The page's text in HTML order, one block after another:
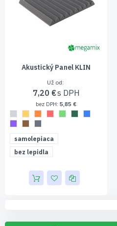
Akustický Panel KLIN
Už od
7,20 €
5,85 €
samolepiaca
bez lepidla